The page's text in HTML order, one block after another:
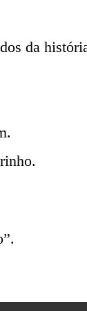
da